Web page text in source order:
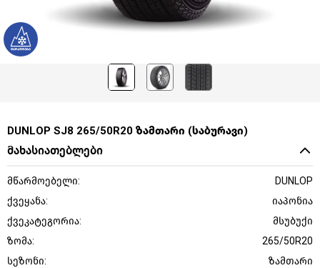
DUNLOP SJ8 265/50R20 ზამთარი (საბურავი)
მახასიათებლები
მწარმოებელი:
DUNLOP
ქვეყანა:
იაპონია
ქვეკატეგორია:
მსუბუქი
ზომა:
265/50R20
სეზონი:
ზამთარი